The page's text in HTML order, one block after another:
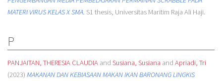
MATERI VIRUS KELAS X SMA. S1 thesis, Universitas Maritim Raja Ali Haji.
P
PANJAITAN, THERESIA CLAUDIA and Susiana, Susiana and Apriadi, Tri
(2023) MAKANAN DAN KEBIASAAN MAKAN IKAN BARONANG LINGKIS